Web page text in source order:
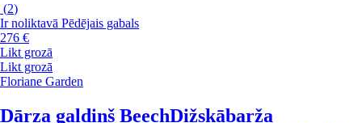
(2)
Ir noliktavā Pēdējais gabals
276 €
Likt grozā
Likt grozā
Floriane Garden
Dārza galdiņš BeechDižskābarža